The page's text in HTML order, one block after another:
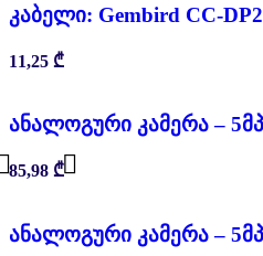
კაბელი: Gembird CC-
11,25 ₾
ანალოგური კამერა –
85,98 ₾
ანალოგური კამერა –